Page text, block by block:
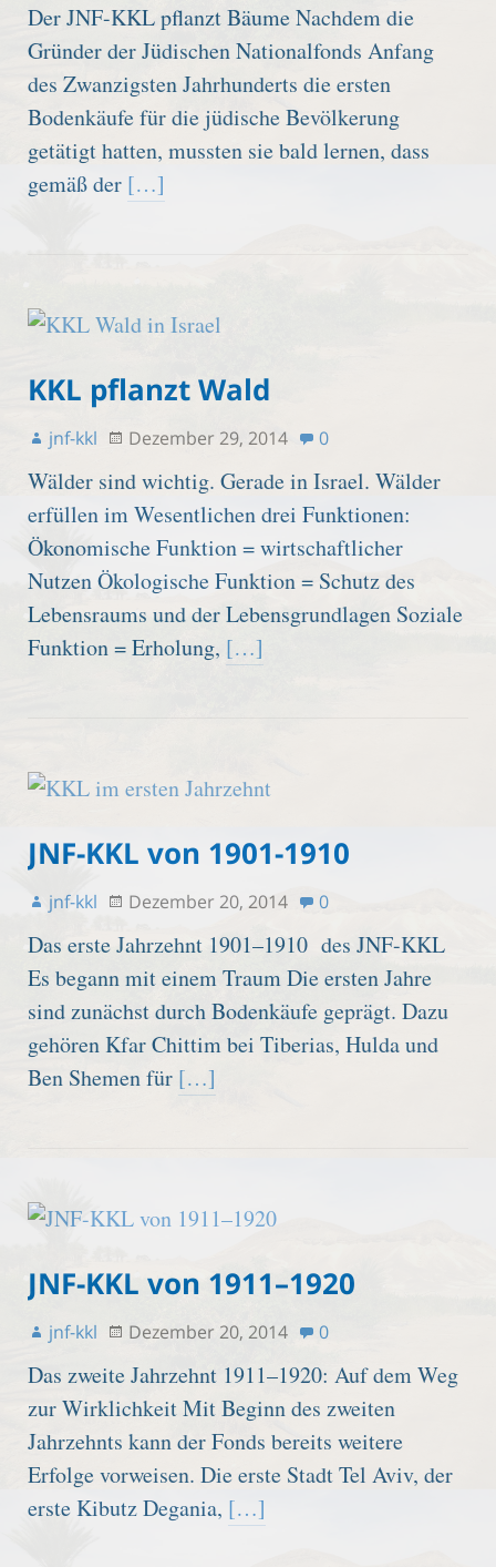
Der JNF-KKL pflanzt Bäume Nachdem die
Gründer der Jüdischen Nationalfonds Anfang
des Zwanzigsten Jahrhunderts die ersten
Bodenkäufe für die jüdische Bevölkerung
getätigt hatten, mussten sie bald lernen, dass
gemäß der […]
KKL pflanzt Wald
jnf-kkl Dezember 29, 2014 0
Wälder sind wichtig. Gerade in Israel. Wälder
erfüllen im Wesentlichen drei Funktionen:
Ökonomische Funktion = wirtschaftlicher
Nutzen Ökologische Funktion = Schutz des
Lebensraums und der Lebensgrundlagen Soziale
Funktion = Erholung, […]
JNF-KKL von 1901-1910
jnf-kkl Dezember 20, 2014 0
Das erste Jahrzehnt 1901–1910 des JNF-KKL
Es begann mit einem Traum Die ersten Jahre
sind zunächst durch Bodenkäufe geprägt. Dazu
gehören Kfar Chittim bei Tiberias, Hulda und
Ben Shemen für […]
JNF-KKL von 1911–1920
jnf-kkl Dezember 20, 2014 0
Das zweite Jahrzehnt 1911–1920: Auf dem Weg
zur Wirklichkeit Mit Beginn des zweiten
Jahrzehnts kann der Fonds bereits weitere
Erfolge vorweisen. Die erste Stadt Tel Aviv, der
erste Kibutz Degania, […]